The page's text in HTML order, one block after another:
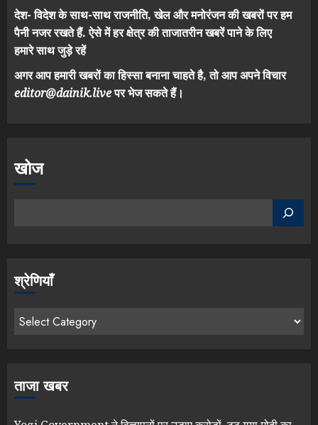
देश- विदेश के साथ-साथ राजनीति, खेल और मनोरंजन की खबरों पर हम
पैनी नजर रखते हैं. ऐसे में हर क्षेत्र की ताजातरीन खबरें पाने के लिए
हमारे साथ जुड़े रहें
अगर आप हमारी खबरों का हिस्सा बनाना चाहते है, तो आप अपने विचार
editor@dainik.liveपर भेज सकते हैं।
खोज
श्रेणियाँ
ताजा खबर